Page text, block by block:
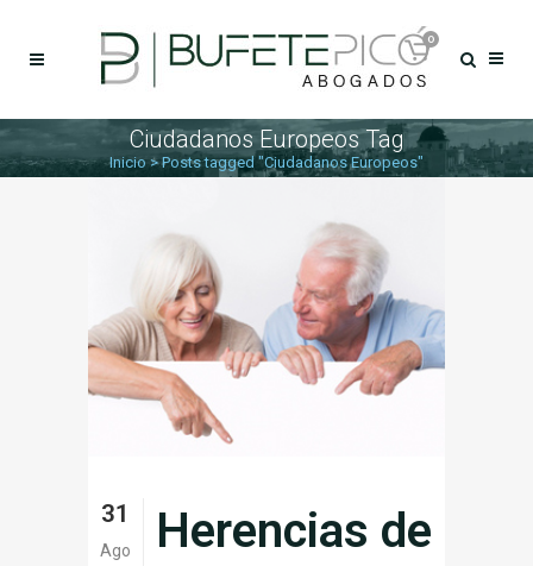
0
Ciudadanos Europeos Tag
Inicio>Posts tagged "Ciudadanos Europeos"
31
Ago
Herencias de